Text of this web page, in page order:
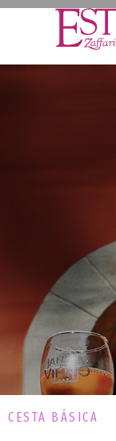
CESTA BÁSICA